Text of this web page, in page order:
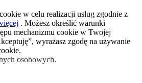
w celu realizacji usług zgodnie z
. Możesz określić warunki
mechanizmu cookie w Twojej
wyrażasz zgodę na używanie
osobowych.